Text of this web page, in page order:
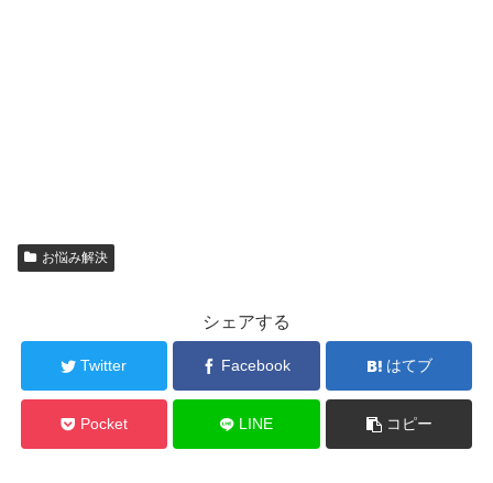
お悩み解決
シェアする
Twitter Facebook はてブ
Pocket LINE コピー